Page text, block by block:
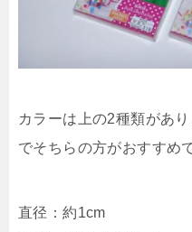
カラーは上の2種類があ
でそちらの方がおすすめ
直径：約1cm